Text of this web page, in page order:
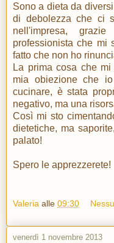
Sono a dieta da
di debolezza che ci
nell'impresa,
professionista che mi
fatto che non ho
La prima cosa che
mia obiezione che
cucinare, è stata
negativo, ma una
Così mi sto
dietetiche, ma
palato!
Spero le apprezzerete!
Valeria alle 09:30
venerdì 1 novembre 2013